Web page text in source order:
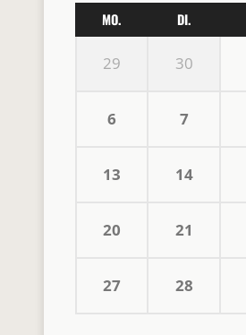
MO. DI.
29 30
6 7
13 14
20 21
27 28